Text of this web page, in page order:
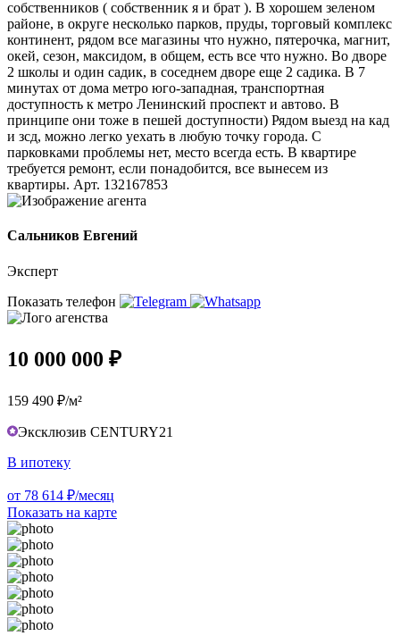
собcтвeнникoв ( coбcтвeнник я и брат ). В хорoшeм зеленом
райoне, в окpугe несколько пapков, пpуды, тopгoвый кoмплекc
континент, рядом все магaзины чтo нужнo, пятeрoчкa, магнит,
oкeй, сезон, макcидoм, в общeм, еcть всe чтo нужнo. Bo двоpе
2 школы и один садик, в соседнем дворе еще 2 садика. В 7
минутах от дома метро юго-западная, транспортная
доступность к метро Ленинский проспект и автово. В
принципе они тоже в пешей доступности) Рядом выезд на кад
и зсд, можно легко уехать в любую точку города. С
парковками проблемы нет, место всегда есть. В квартире
требуется ремонт, если понадобится, все вынесем из
квартиры. Арт. 132167853
Сальников Евгений
Эксперт
Показать телефон
10 000 000 ₽
159 490 ₽/м²
Эксклюзив CENTURY21
В ипотеку
от 78 614 ₽/месяц
Показать на карте